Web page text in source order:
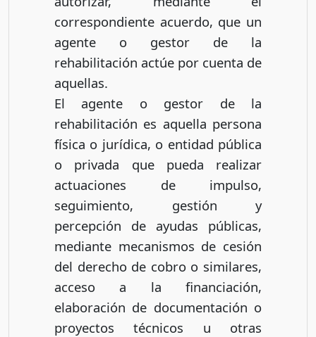
correspondiente acuerdo, que un
agente o gestor de la
rehabilitación actúe por cuenta de
aquellas.
El agente o gestor de la
rehabilitación es aquella persona
física o jurídica, o entidad pública
o privada que pueda realizar
actuaciones de impulso,
seguimiento, gestión y
percepción de ayudas públicas,
mediante mecanismos de cesión
del derecho de cobro o similares,
acceso a la financiación,
elaboración de documentación o
proyectos técnicos u otras